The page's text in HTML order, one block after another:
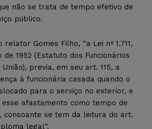
não se trata de tempo efetivo de
público.
Gomes Filho, “a Lei nº 1.711,
de 1952 (Estatuto dos Funcionários
previa, em seu art. 115, a
à funcionária casada quando o
para o serviço no exterior, e
esse afastamento como tempo de
consoante se tem da leitura do art.
legal”.